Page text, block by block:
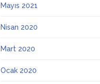
Mayıs 2021
Nisan 2020
Mart 2020
Ocak 2020